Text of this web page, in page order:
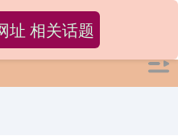
址 相关话题